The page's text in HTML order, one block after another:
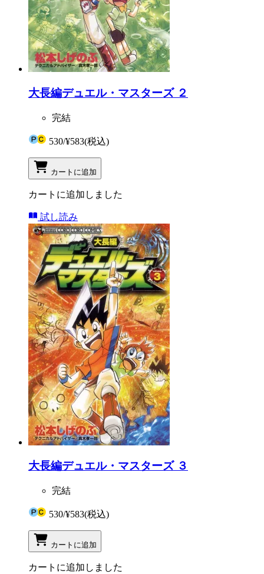
大長編デュエル・マスターズ ２
完結
530/¥583(税込)
カートに追加
カートに追加しました
試し読み
大長編デュエル・マスターズ ３
完結
530/¥583(税込)
カートに追加
カートに追加しました